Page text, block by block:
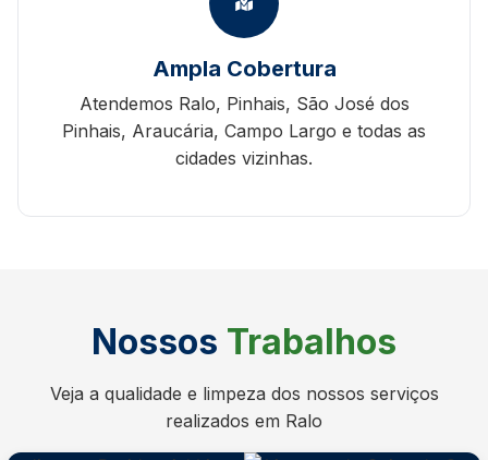
Ampla Cobertura
Atendemos Ralo, Pinhais, São José dos
Pinhais, Araucária, Campo Largo e todas as
cidades vizinhas.
Nossos Trabalhos
Veja a qualidade e limpeza dos nossos serviços
realizados em Ralo